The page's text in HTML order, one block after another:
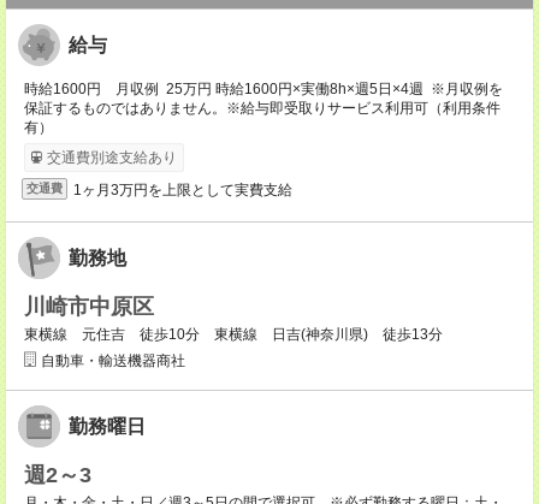
給与
時給1600円 月収例 25万円 時給1600円×実働8h×週5日×4週 ※月収例を
保証するものではありません。※給与即受取りサービス利用可（利用条件
有）
交通費別途支給あり
交通費 1ヶ月3万円を上限として実費支給
勤務地
川崎市中原区
東横線 元住吉 徒歩10分 東横線 日吉(神奈川県) 徒歩13分
自動車・輸送機器商社
勤務曜日
週2～3